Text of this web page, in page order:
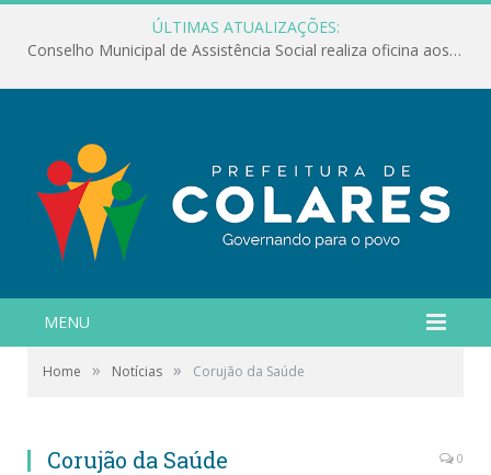
ÚLTIMAS ATUALIZAÇÕES:
Conselho Municipal de Assistência Social realiza oficina aos servidores
MENU
Home » Notícias » Corujão da Saúde
Corujão da Saúde 0